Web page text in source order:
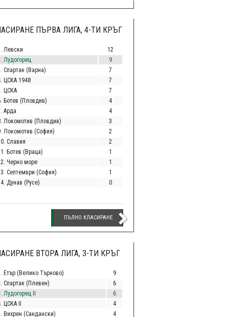
ПЪРВА ЛИГА, 4-ТИ КРЪГ
Левски
12
Лудогорец
9
Спартак (Варна)
7
ЦСКА 1948
7
ЦСКА
7
Ботев (Пловдив)
4
Арда
4
Локомотив (Пловдив)
3
Локомотив (София)
2
Славия
2
Ботев (Враца)
1
Черно море
1
Септември (София)
1
Дунав (Русе)
0
ПЪЛНО КЛАСИРАНЕ
ВТОРА ЛИГА, 3-ТИ КРЪГ
Етър (Велико Търново)
9
Спартак (Плевен)
6
Лудогорец II
6
ЦСКА II
4
Вихрен (Сандански)
4